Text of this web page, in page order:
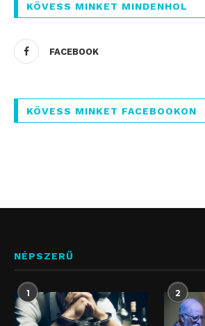
KÖVESS MINKET MINDENHOL
FACEBOOK
KÖVESS MINKET FACEBOOKON
NÉPSZERŰ
1 2